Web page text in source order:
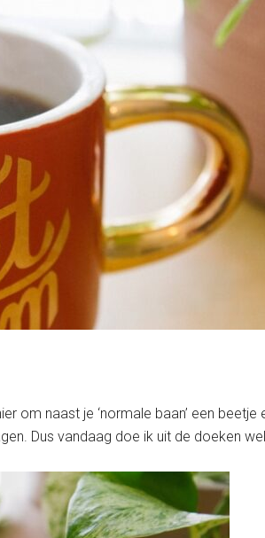
om naast je ‘normale baan’ een
Dus vandaag doe ik uit de doeken